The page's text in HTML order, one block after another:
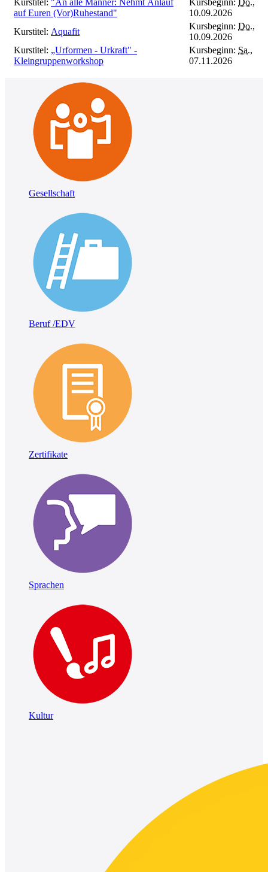
auf Euren (Vor)Ruhestand"
10.09.2026
Kurstitel: Aquafit
Kursbeginn: Do.,
10.09.2026
Kurstitel: „Urformen - Urkraft" -
Kleingruppenworkshop
Kursbeginn: Sa.,
07.11.2026
Gesellschaft
Beruf /EDV
Zertifikate
Sprachen
Kultur